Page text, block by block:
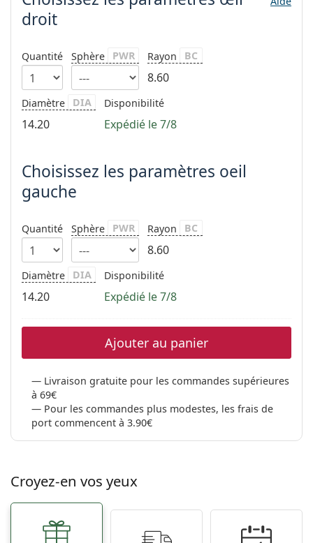
Toutes les marques
Persol
Prada
Toutes les marques
hors ligne
droit
Quantité Sphère PWR Rayon BC
8.60
Diamètre DIA
14.20
Disponibilité
Expédié le 7/8
Choisissez les paramètres oeil
gauche
Quantité Sphère PWR Rayon BC
8.60
Diamètre DIA
14.20
Disponibilité
Expédié le 7/8
Ajouter au panier
Livraison gratuite pour les commandes supérieures
à 69€
Pour les commandes plus modestes, les frais de
port commencent à 3.90€
Croyez-en vos yeux